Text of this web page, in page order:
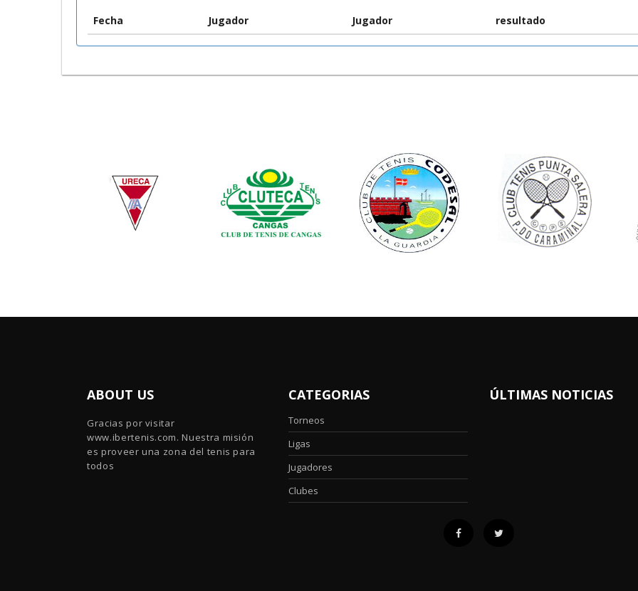
Fecha Jugador Jugador resultado
ABOUT US
Gracias por visitar
www.ibertenis.com. Nuestra misión
es proveer una zona del tenis para
todos
CATEGORIAS
Torneos
Ligas
Jugadores
Clubes
ÚLTIMAS NOTICIAS